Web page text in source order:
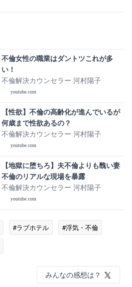
不倫女性の職業はダントツこれが多
い！
不倫解決カウンセラー 河村陽子
youtube.com
【性欲】不倫の高齢化が進んでいるが
何歳まで性欲あるの？
不倫解決カウンセラー 河村陽子
youtube.com
【地獄に堕ちろ】夫不倫よりも醜い妻
不倫のリアルな現場を暴露
不倫解決カウンセラー 河村陽子
youtube.com
#ラブホテル
#浮気・不倫
みんなの感想は？